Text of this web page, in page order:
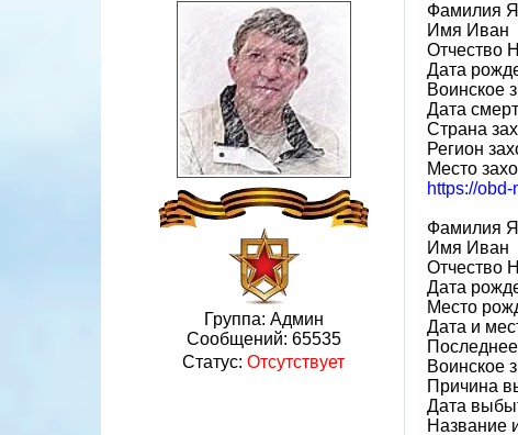
Группа: Админ
Сообщений: 65535
Статус: Отсутствует
Фамилия
Имя Иван
Отчество
Дата
Воинское
Дата
Страна
Регион
Место
https://
Фамилия
Имя Иван
Отчество
Дата
Место
Дата и
Воинское
Причина
Дата
Название